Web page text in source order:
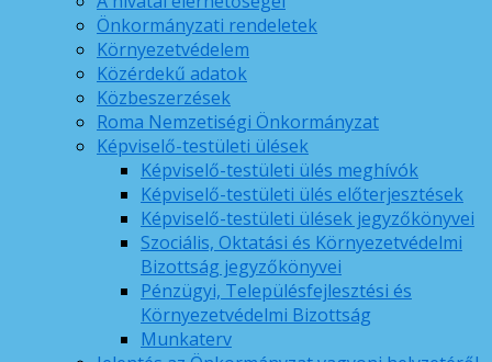
Önkormányzati rendeletek
Környezetvédelem
Közérdekű adatok
Közbeszerzések
Roma Nemzetiségi Önkormányzat
Képviselő-testületi ülések
Képviselő-testületi ülés meghívók
Képviselő-testületi ülés előterjesztések
Képviselő-testületi ülések jegyzőkönyvei
Szociális, Oktatási és Környezetvédelmi
Bizottság jegyzőkönyvei
Pénzügyi, Településfejlesztési és
Környezetvédelmi Bizottság
Munkaterv